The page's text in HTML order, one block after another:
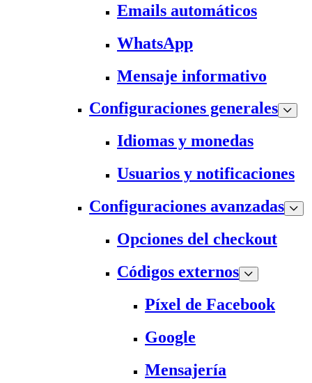
Emails automáticos
WhatsApp
Mensaje informativo
Configuraciones generales
Idiomas y monedas
Usuarios y notificaciones
Configuraciones avanzadas
Opciones del checkout
Códigos externos
Píxel de Facebook
Google
Mensajería